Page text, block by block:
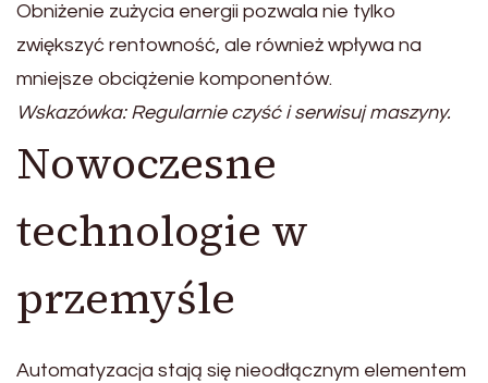
Obniżenie zużycia energii pozwala nie tylko
zwiększyć rentowność, ale również wpływa na
mniejsze obciążenie komponentów.
Wskazówka: Regularnie czyść i serwisuj maszyny.
Nowoczesne
technologie w
przemyśle
Automatyzacja stają się nieodłącznym elementem